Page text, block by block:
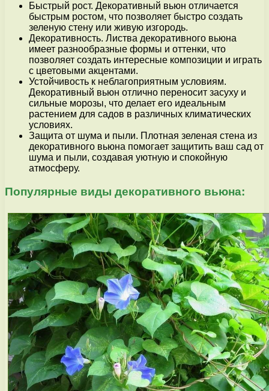
Быстрый рост. Декоративный вьюн отличается
быстрым ростом, что позволяет быстро создать
зеленую стену или живую изгородь.
Декоративность. Листва декоративного вьюна
имеет разнообразные формы и оттенки, что
позволяет создать интересные композиции и играть
с цветовыми акцентами.
Устойчивость к неблагоприятным условиям.
Декоративный вьюн отлично переносит засуху и
сильные морозы, что делает его идеальным
растением для садов в различных климатических
условиях.
Защита от шума и пыли. Плотная зеленая стена из
декоративного вьюна помогает защитить ваш сад от
шума и пыли, создавая уютную и спокойную
атмосферу.
Популярные виды декоративного вьюна: